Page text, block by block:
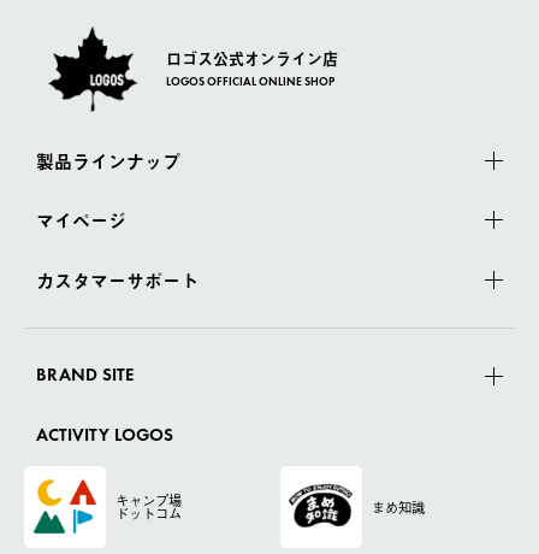
ロゴス公式オンライン店
LOGOS OFFICIAL ONLINE SHOP
製品ラインナップ
マイページ
カスタマーサポート
BRAND SITE
ACTIVITY LOGOS
キャンプ場
ドットコム まめ知識